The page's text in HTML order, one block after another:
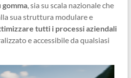
, sia su scala nazionale che
sua struttura modulare e
tutti i processi aziendali
e accessibile da qualsiasi